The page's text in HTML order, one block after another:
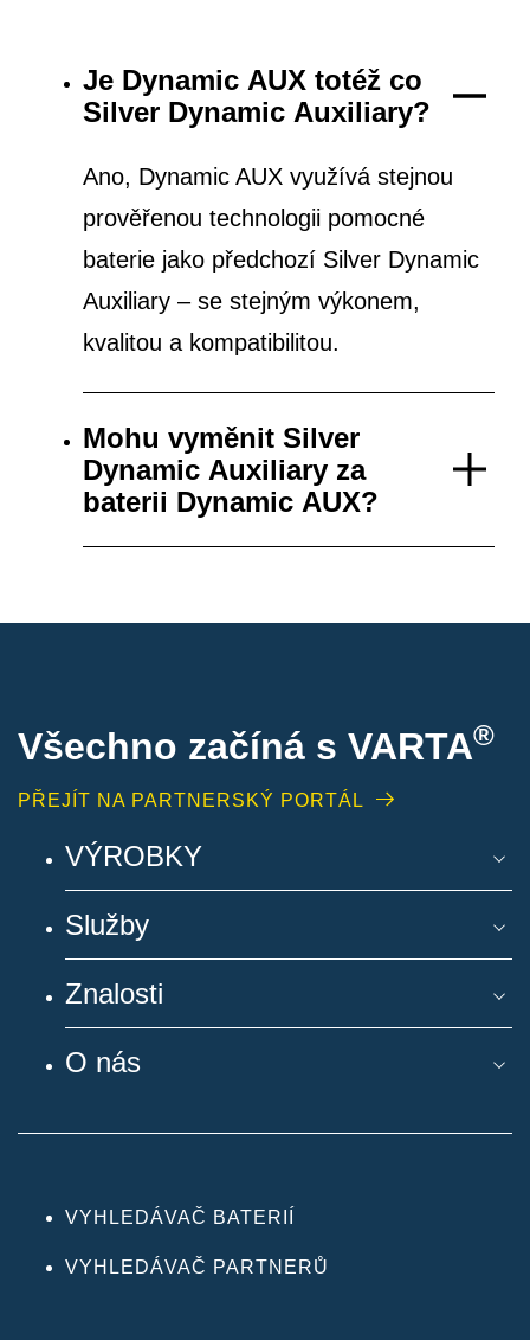
Je Dynamic AUX totéž co
Silver Dynamic Auxiliary?
Ano, Dynamic AUX využívá stejnou
prověřenou technologii pomocné
baterie jako předchozí Silver Dynamic
Auxiliary – se stejným výkonem,
kvalitou a kompatibilitou.
Mohu vyměnit Silver
Dynamic Auxiliary za
baterii Dynamic AUX?
Všechno začíná s VARTA®
PŘEJÍT NA PARTNERSKÝ PORTÁL
VÝROBKY
Služby
Znalosti
O nás
VYHLEDÁVAČ BATERIÍ
VYHLEDÁVAČ PARTNERŮ